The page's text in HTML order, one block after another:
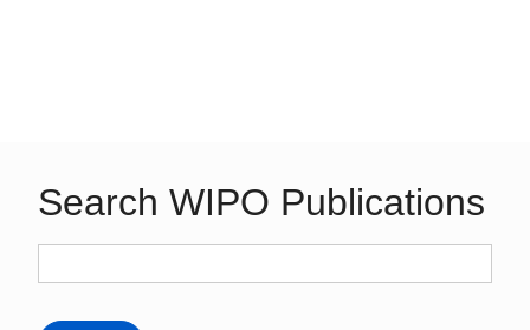
Search WIPO Publications